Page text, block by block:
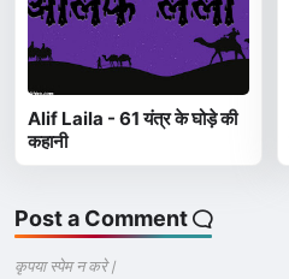
Alif Laila - 61 यंत्र के घोड़े की
कहानी
Post a Comment
कृपया स्पेम न करे |